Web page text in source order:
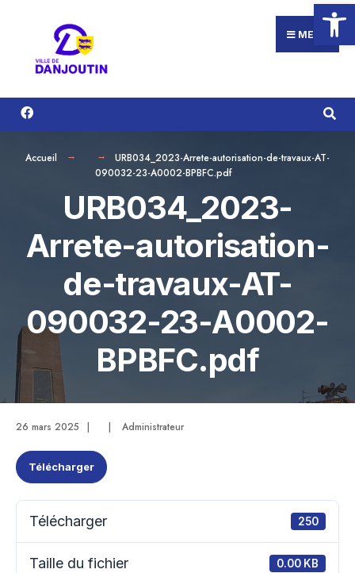
Ouvrir
contenu
MENU
Accueil
URB034_2023-Arrete-autorisation-de-travaux-AT-
090032-23-A0002-BPBFC.pdf
URB034_2023-
Arrete-autorisation-
de-travaux-AT-
090032-23-A0002-
BPBFC.pdf
26 mars 2025 | | Administrateur
Télécharger
Télécharger 250
Taille du fichier 0.00 KB
for: